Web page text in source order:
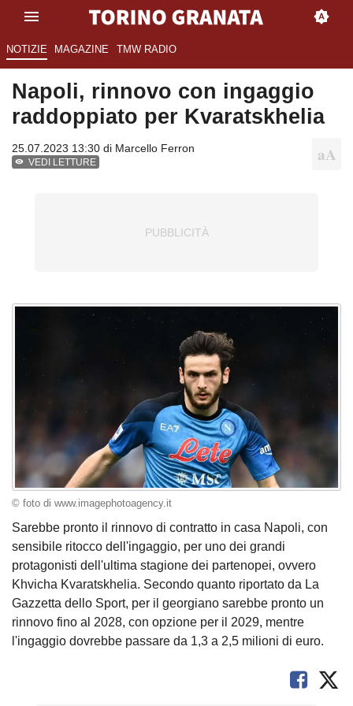
NOTIZIE MAGAZINE TMW RADIO
Napoli, rinnovo con ingaggio
raddoppiato per Kvaratskhelia
25.07.2023 13:30 di Marcello Ferron
VEDI LETTURE
© foto di www.imagephotoagency.it
Sarebbe pronto il rinnovo di contratto in casa Napoli, con
sensibile ritocco dell'ingaggio, per uno dei grandi
protagonisti dell'ultima stagione dei partenopei, ovvero
Khvicha Kvaratskhelia. Secondo quanto riportato da La
Gazzetta dello Sport, per il georgiano sarebbe pronto un
rinnovo fino al 2028, con opzione per il 2029, mentre
l'ingaggio dovrebbe passare da 1,3 a 2,5 milioni di euro.